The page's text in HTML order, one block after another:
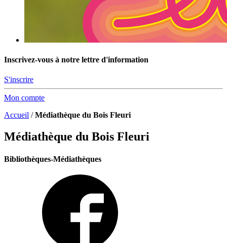
Inscrivez-vous à notre lettre d'information
S'inscrire
Mon compte
Accueil /Médiathèque du Bois Fleuri
Médiathèque du Bois Fleuri
Bibliothèques-Médiathèques